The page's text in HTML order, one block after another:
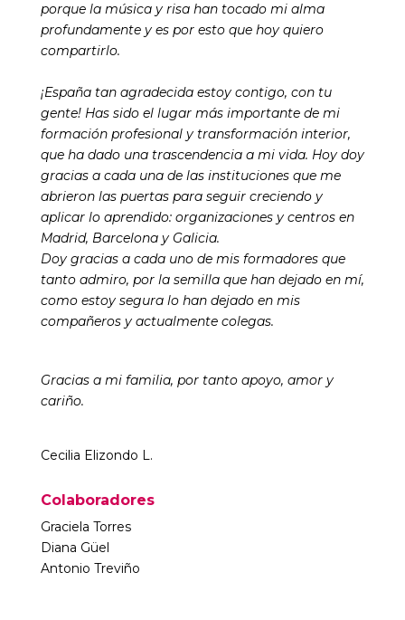
porque la música y risa han tocado mi alma
profundamente y es por esto que hoy quiero
compartirlo.
¡España tan agradecida estoy contigo, con tu
gente! Has sido el lugar más importante de mi
formación profesional y transformación interior,
que ha dado una trascendencia a mi vida. Hoy doy
gracias a cada una de las instituciones que me
abrieron las puertas para seguir creciendo y
aplicar lo aprendido: organizaciones y centros en
Madrid, Barcelona y Galicia.
Doy gracias a cada uno de mis formadores que
tanto admiro, por la semilla que han dejado en mí,
como estoy segura lo han dejado en mis
compañeros y actualmente colegas.
Gracias a mi familia, por tanto apoyo, amor y
cariño.
Cecilia Elizondo L.
Colaboradores
Graciela Torres
Diana Güel
Antonio Treviño